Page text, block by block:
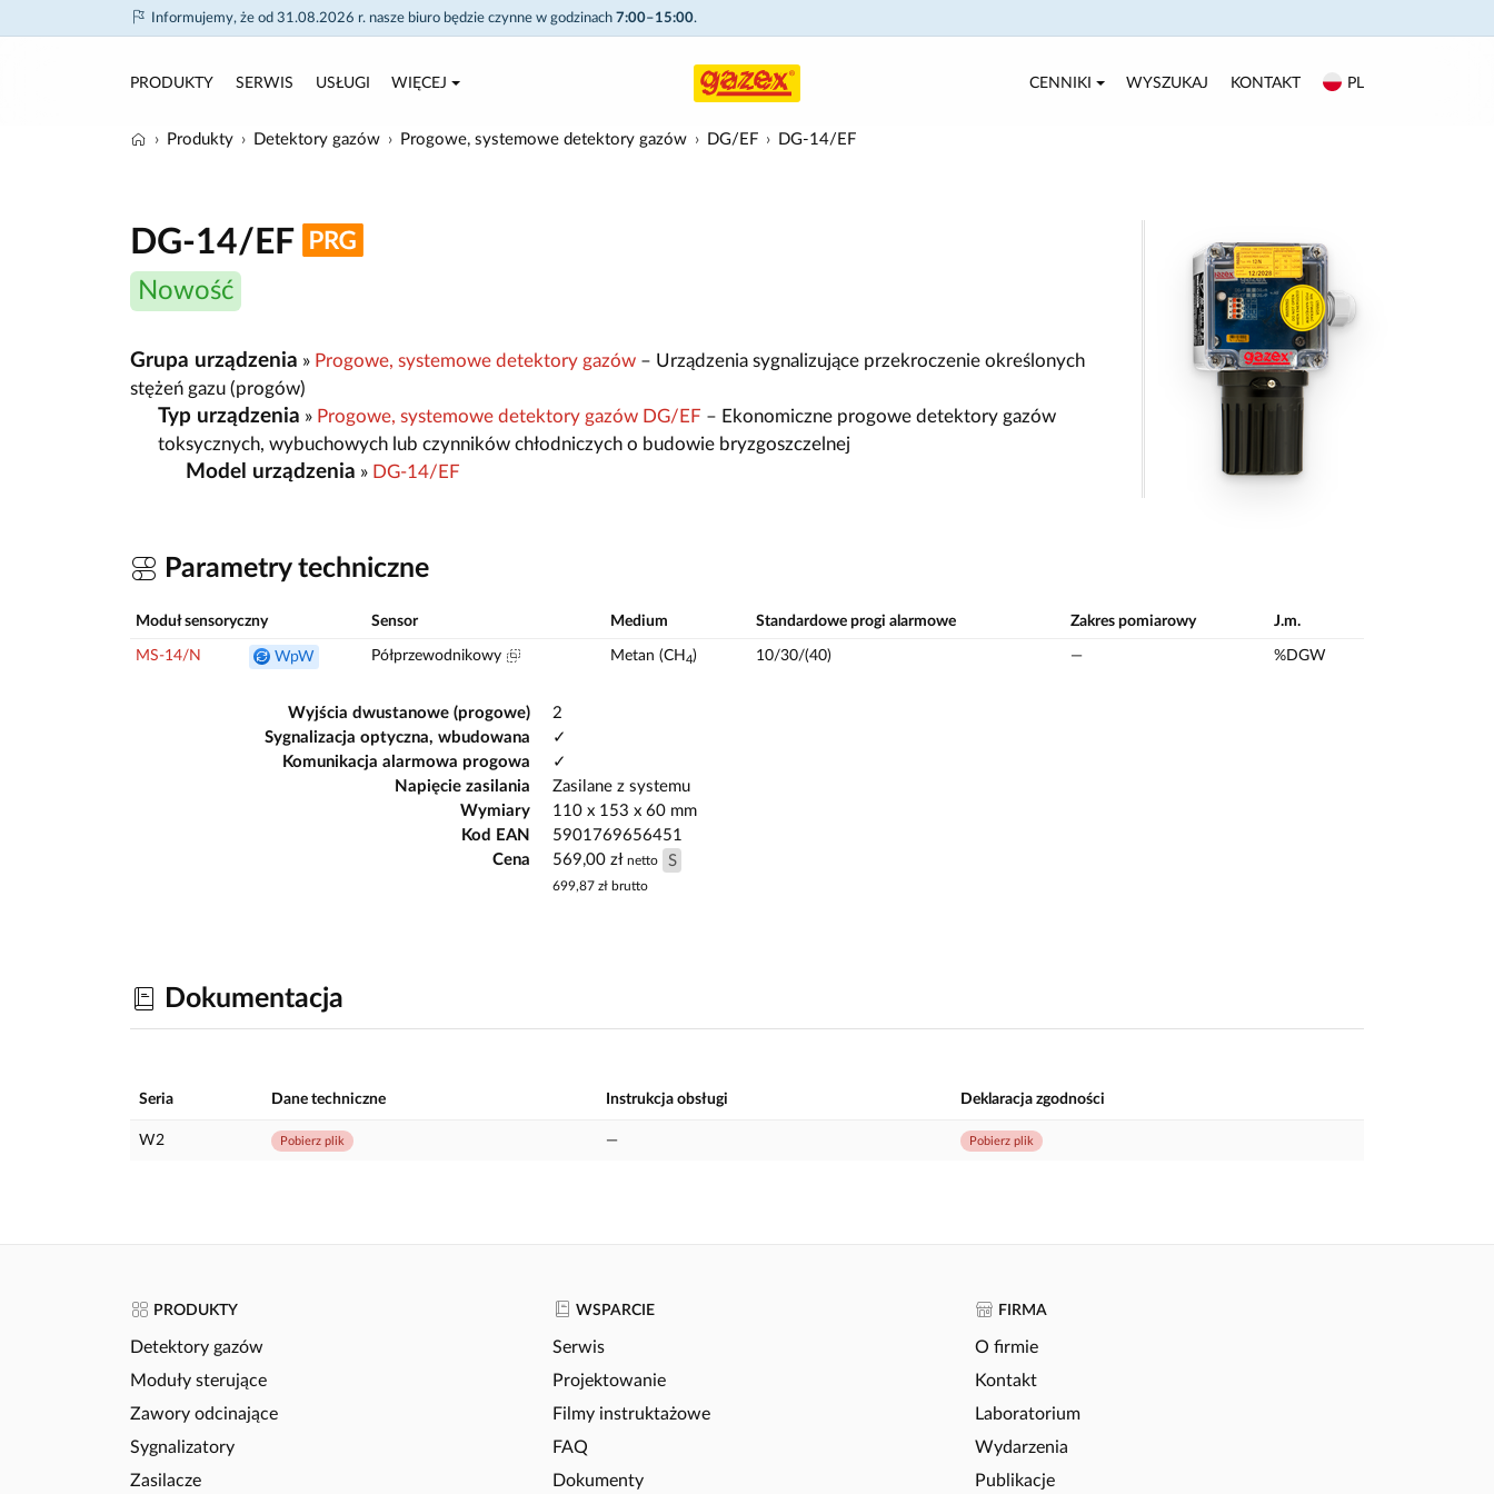
Informujemy, że od 31.08.2026 r. nasze biuro będzie czynne w godzinach 7:00–15:00.
PRODUKTY SERWIS USŁUGI WIĘCEJ CENNIKI WYSZUKAJ KONTAKT PL
Produkty Detektory gazów Progowe, systemowe detektory gazów DG/EF DG-14/EF
DG-14/EF
Nowość
Grupa urządzenia » Progowe, systemowe detektory gazów – Urządzenia sygnalizujące przekroczenie określonych
stężeń gazu (progów)
Typ urządzenia » Progowe, systemowe detektory gazów DG/EF – Ekonomiczne progowe detektory gazów
toksycznych, wybuchowych lub czynników chłodniczych o budowie bryzgoszczelnej
Model urządzenia » DG-14/EF
Parametry techniczne
Moduł sensoryczny Sensor Medium Standardowe progi alarmowe Zakres pomiarowy J.m.
MS-14/N WpW Półprzewodnikowy Metan (CH 4) 10/30/(40) — %DGW
Wyjścia dwustanowe (progowe)
2
Sygnalizacja optyczna, wbudowana
✓
Komunikacja alarmowa progowa
✓
Napięcie zasilania
Zasilane z systemu
Wymiary
110 x 153 x 60 mm
Kod EAN
5901769656451
Cena
569,00 zł netto S
699,87 zł brutto
Dokumentacja
Seria Dane techniczne Instrukcja obsługi Deklaracja zgodności
W2 Pobierz plik — Pobierz plik
PRODUKTY
Detektory gazów
Moduły sterujące
Zawory odcinające
Sygnalizatory
Zasilacze
WSPARCIE
Serwis
Projektowanie
Filmy instruktażowe
FAQ
Dokumenty
FIRMA
O firmie
Kontakt
Laboratorium
Wydarzenia
Publikacje